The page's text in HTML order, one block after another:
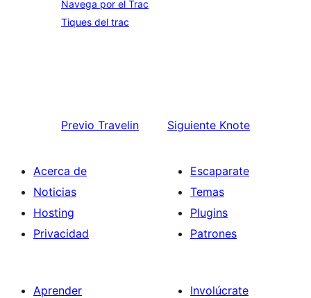
Navega por el Trac
Tiques del trac
Previo Travelin Siguiente Knote
Acerca de
Noticias
Hosting
Privacidad
Escaparate
Temas
Plugins
Patrones
Aprender
Involúcrate